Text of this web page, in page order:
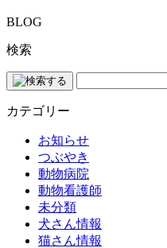
BLOG
検索
カテゴリー
お知らせ
つぶやき
動物病院
動物看護師
未分類
犬さん情報
猫さん情報